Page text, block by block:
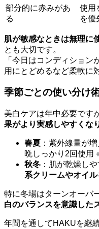
部分的に赤みがあ
る
使用
を優
肌が敏感なときは無理に
とも大切です。
「今日はコンディショ
用にとどめるなど柔軟に
季節ごとの使い分け
美白ケアは年中必要です
果がより実感しやすくな
春夏 ：紫外線量が
晩しっかり2回使用
秋冬 ：肌が乾燥し
系クリームやオイ
特に冬場はターンオーバ
白のバランスを意識した
年間を通してHAKUを継